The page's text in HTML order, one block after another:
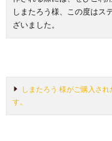
しまたろう様、この度はス
ざいました。
しまたろう 様がご購入さ
す。